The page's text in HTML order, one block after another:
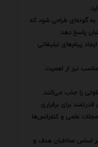
به گونه‌ای طراحی شود که
پاسخ دهد.
پیام‌های تبلیغاتی
مناسب نیز از اهمیت
را جذب می‌کنند.
برای برقراری
علمی و کنفرانس‌ها
بر اساس مخاطبان هدف و